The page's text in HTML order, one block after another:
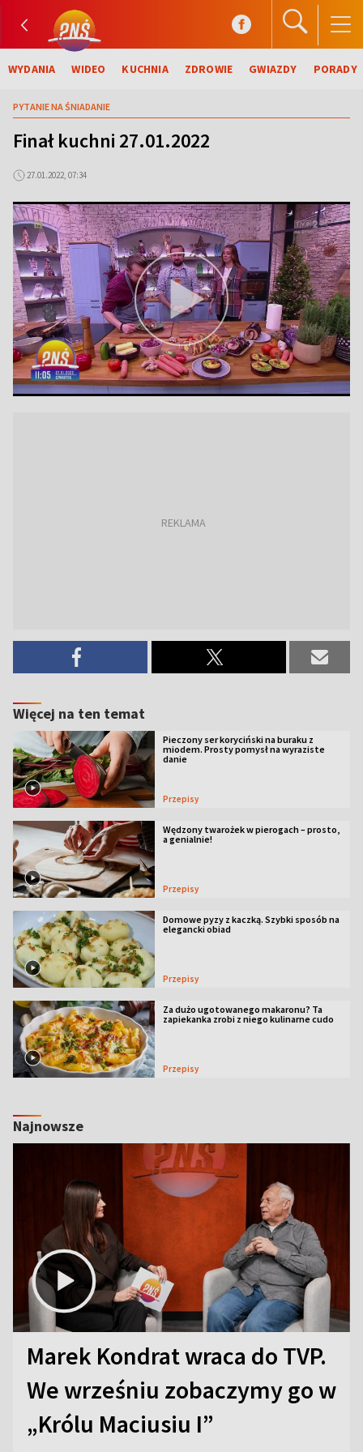
WYDANIA WIDEO KUCHNIA ZDROWIE GWIAZDY PORADY
PYTANIE NA ŚNIADANIE
Finał kuchni 27.01.2022
27.01.2022, 07:34
Więcej na ten temat
Pieczony ser koryciński na buraku z
miodem. Prosty pomysł na wyraziste
danie
Przepisy
Wędzony twarożek w pierogach – prosto,
a genialnie!
Przepisy
Domowe pyzy z kaczką. Szybki sposób na
elegancki obiad
Przepisy
Za dużo ugotowanego makaronu? Ta
zapiekanka zrobi z niego kulinarne cudo
Przepisy
Najnowsze
Marek Kondrat wraca do TVP.
We wrześniu zobaczymy go w
„Królu Maciusiu I”